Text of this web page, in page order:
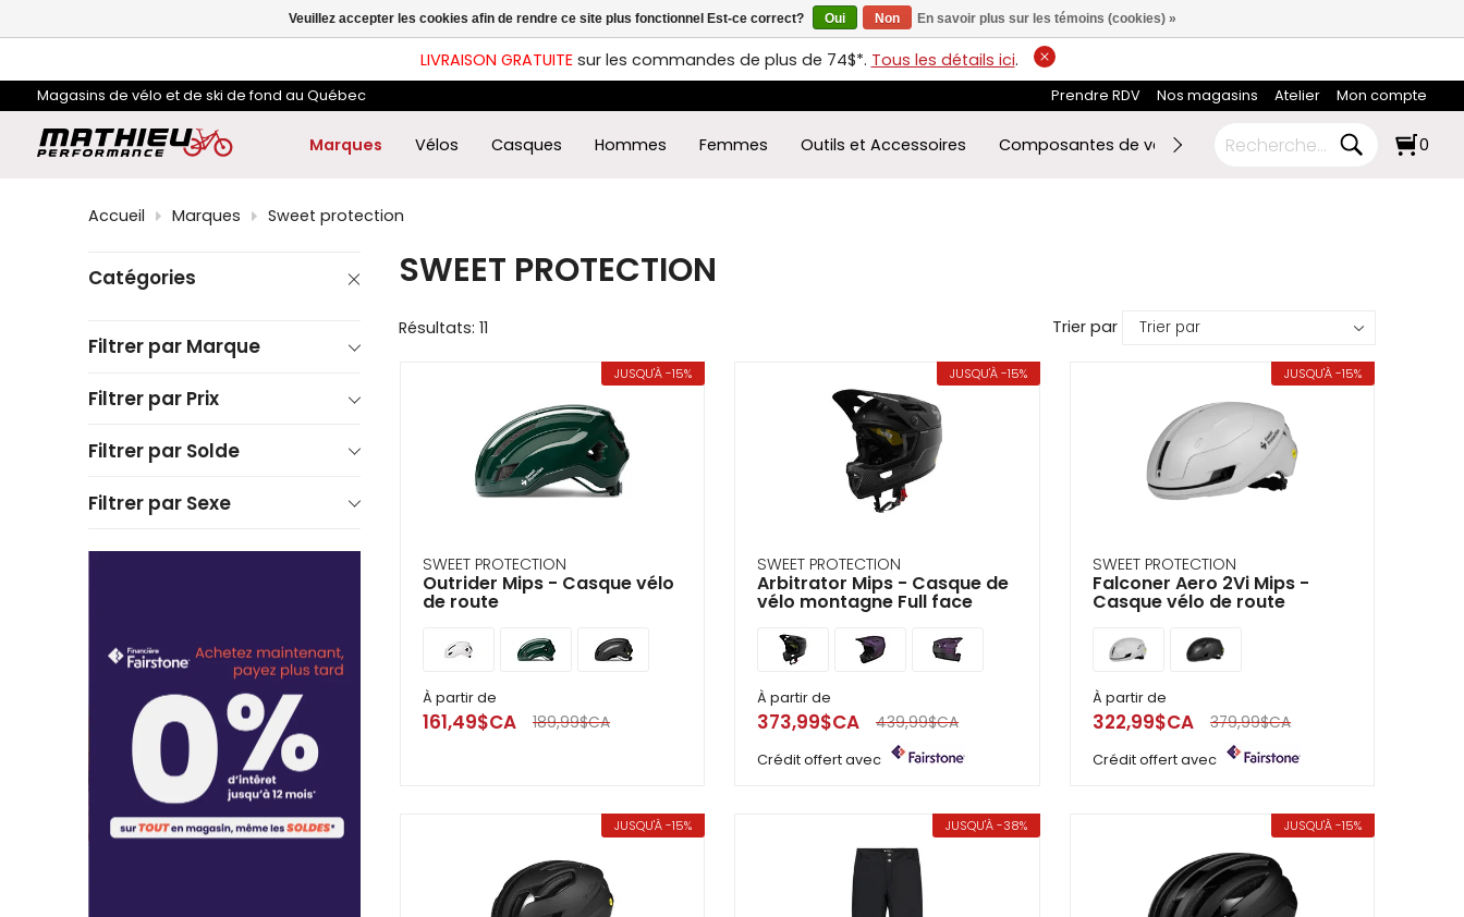
flèches
et
bas
pour
accéder
résultat
de
utilisateurs
d'appareils
tactiles
peuvent
se
gestes
tels
que
toucher
glisser.
LIVRAISON GRATUITEsur les commandes de plus de 74$*. Tous les détails ici.
Magasins de vélo et de ski de fond au Québec Prendre RDV Nos magasins Atelier Mon compte
Marques Vélos Casques Hommes Femmes Outils et Accessoires Composantes de vélo Ski de fond RABAIS FIN DE
0
Accueil Marques Sweet protection
Catégories
Filtrer par Marque
Filtrer par Prix
Filtrer par Solde
Filtrer par Sexe
SWEET PROTECTION
Résultats: 11 Trier par
JUSQU'À -15%
SWEET PROTECTION
Outrider Mips - Casque vélo
de route
À partir de
161,49$CA 189,99$CA
JUSQU'À -15%
SWEET PROTECTION
Arbitrator Mips - Casque de
vélo montagne Full face
À partir de
373,99$CA 439,99$CA
Crédit offert avec
JUSQU'À -15%
SWEET PROTECTION
Falconer Aero 2Vi Mips -
Casque vélo de route
À partir de
322,99$CA 379,99$CA
Crédit offert avec
JUSQU'À -15% JUSQU'À -38% JUSQU'À -15%
Veuillez accepter les cookies afin de rendre ce site plus fonctionnel Est-ce correct? Oui Non En savoir plus sur les témoins (cookies) »